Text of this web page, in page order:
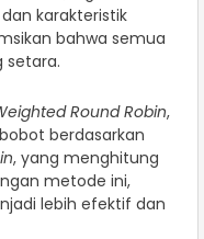
karakteristik
bahwa semua
Round Robin,
berdasarkan
, yang menghitung
metode ini,
lebih efektif dan